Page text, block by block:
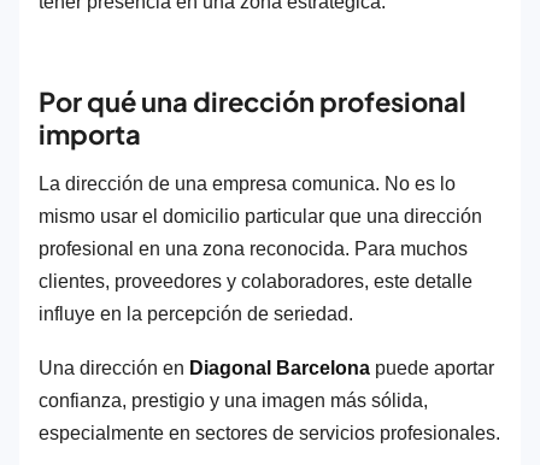
Por qué una dirección profesional
importa
La dirección de una empresa comunica. No es lo
mismo usar el domicilio particular que una dirección
profesional en una zona reconocida. Para muchos
clientes, proveedores y colaboradores, este detalle
influye en la percepción de seriedad.
Una dirección en Diagonal Barcelona puede aportar
confianza, prestigio y una imagen más sólida,
especialmente en sectores de servicios profesionales.